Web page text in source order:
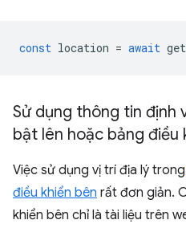
const location = await
Sử dụng thông tin định
bật lên hoặc bảng điều
Việc sử dụng vị trí địa lý trong
điều khiển bên rất đơn giản.
khiển bên chỉ là tài liệu trên